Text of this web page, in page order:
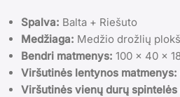
Spalva: Balta + Riešuto
Medžiaga: Medžio drožlių
Bendri matmenys: 100 x 40 x
Viršutinės lentynos matmenys:
Viršutinės vienų durų spintelės